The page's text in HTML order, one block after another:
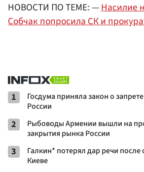
НОВОСТИ ПО ТЕМЕ: —Насилие
Собчак попросила СК и
1
Госдума приняла закон о
России
2
Рыбоводы Армении вышли на
закрытия рынка России
3
Галкин* потерял дар речи после
Киеве